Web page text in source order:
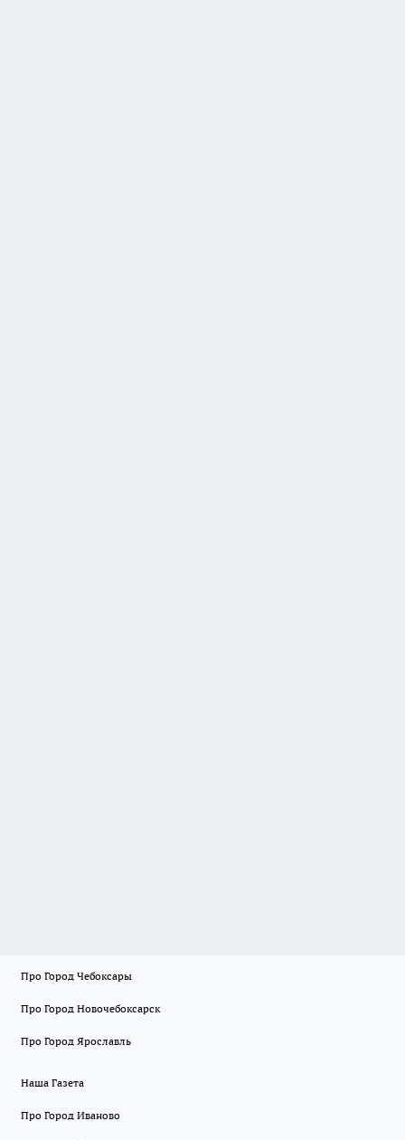
Про Город Чебоксары
Про Город Новочебоксарск
Про Город Ярославль
Наша Газета
Про Город Иваново